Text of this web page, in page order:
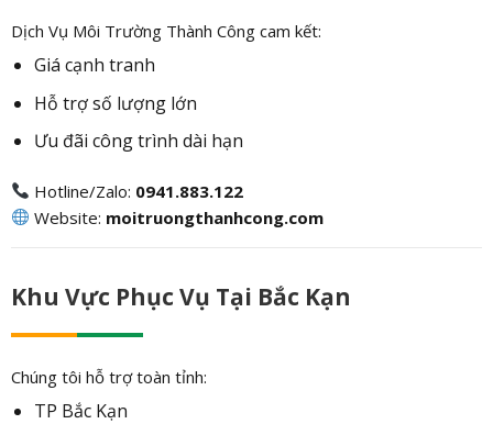
Dịch Vụ Môi Trường Thành Công cam kết:
Giá cạnh tranh
Hỗ trợ số lượng lớn
Ưu đãi công trình dài hạn
Hotline/Zalo: 0941.883.122
Website: moitruongthanhcong.com
Khu Vực Phục Vụ Tại Bắc Kạn
Chúng tôi hỗ trợ toàn tỉnh:
TP Bắc Kạn